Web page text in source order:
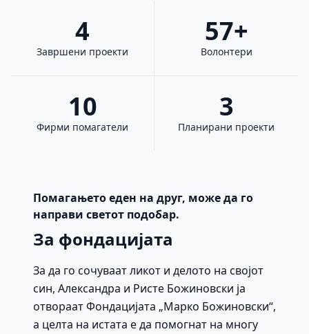
4
Завршени проекти
57+
Волонтери
10
Фирми помагатели
3
Планирани проекти
Помагањето еден на друг, може да го
направи светот подобар.
За фондацијата
За да го сочуваат ликот и делото на својот
син, Александра и Ристе Божиновски ја
отвораат Фондацијата „Марко Божиновски“,
а целта на истата е да помогнат на многу